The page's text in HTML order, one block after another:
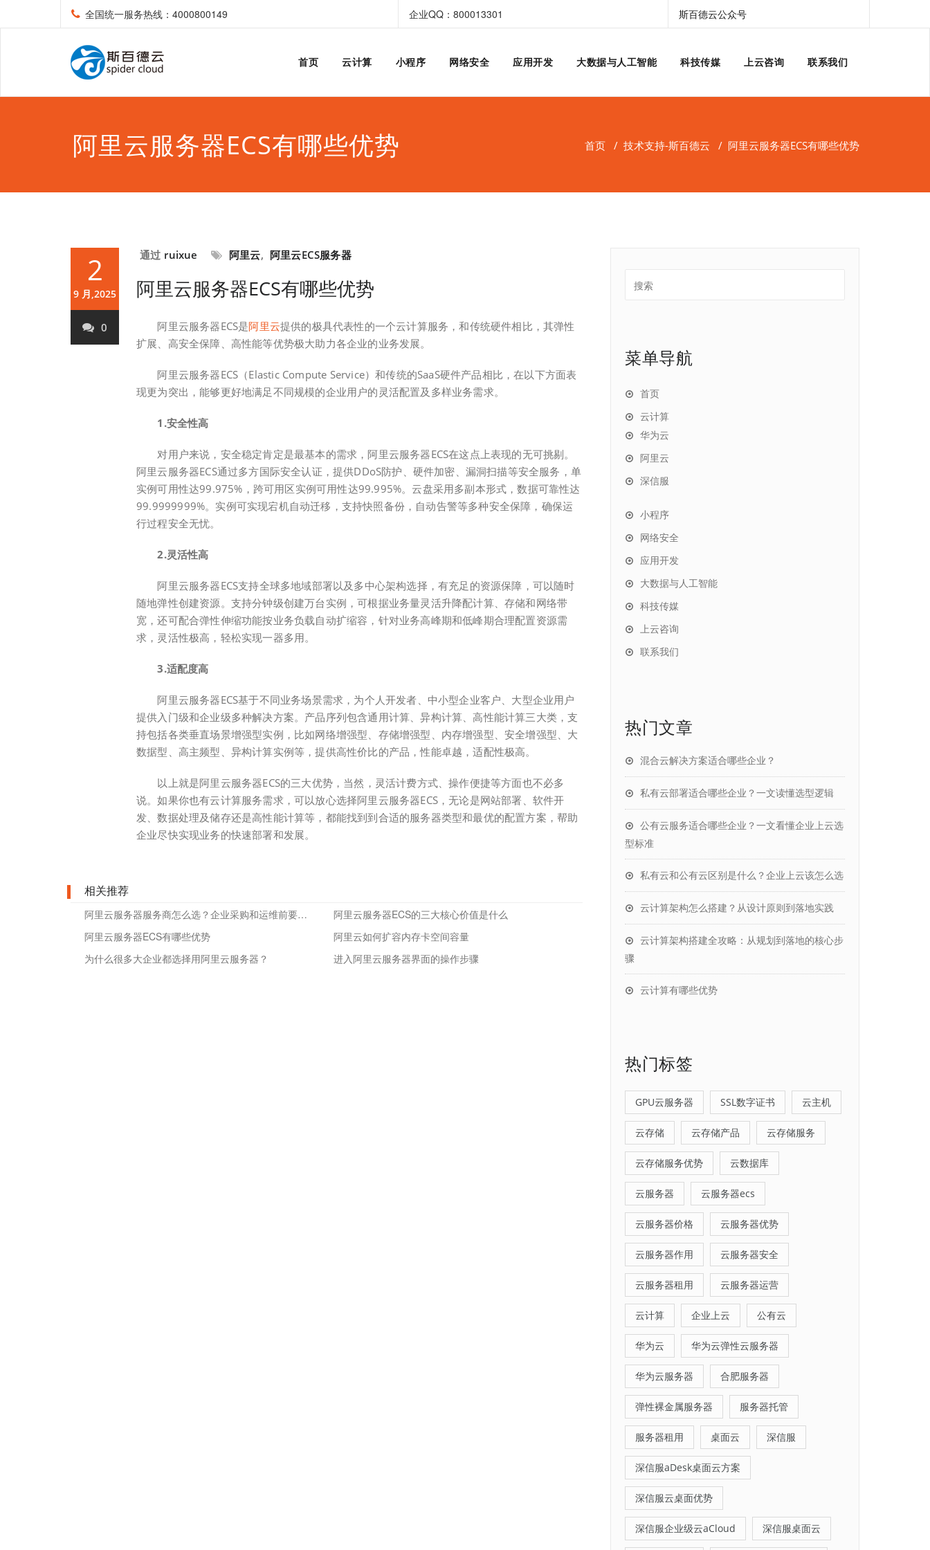
全国统一服务热线：4000800149 企业QQ：800013301 斯百德云公众号
首页 云计算 小程序 网络安全 应用开发 大数据与人工智能 科技传媒 上云咨询 联系我们
阿里云服务器ECS有哪些优势 首页 / 技术支持-斯百德云 / 阿里云服务器ECS有哪些优势
2
9 月,2025
0
通过 ruixue 阿里云, 阿里云ECS服务器
阿里云服务器ECS有哪些优势
阿里云服务器ECS是阿里云提供的极具代表性的一个云计算服务，和传统硬件相比，其弹性
扩展、高安全保障、高性能等优势极大助力各企业的业务发展。
阿里云服务器ECS（Elastic Compute Service）和传统的SaaS硬件产品相比，在以下方面表
现更为突出，能够更好地满足不同规模的企业用户的灵活配置及多样业务需求。
1.安全性高
对用户来说，安全稳定肯定是最基本的需求，阿里云服务器ECS在这点上表现的无可挑剔。
阿里云服务器ECS通过多方国际安全认证，提供DDoS防护、硬件加密、漏洞扫描等安全服务，单
实例可用性达99.975%，跨可用区实例可用性达99.995%。云盘采用多副本形式，数据可靠性达
99.9999999%。实例可实现宕机自动迁移，支持快照备份，自动告警等多种安全保障，确保运
行过程安全无忧。
2.灵活性高
阿里云服务器ECS支持全球多地域部署以及多中心架构选择，有充足的资源保障，可以随时
随地弹性创建资源。支持分钟级创建万台实例，可根据业务量灵活升降配计算、存储和网络带
宽，还可配合弹性伸缩功能按业务负载自动扩缩容，针对业务高峰期和低峰期合理配置资源需
求，灵活性极高，轻松实现一器多用。
3.适配度高
阿里云服务器ECS基于不同业务场景需求，为个人开发者、中小型企业客户、大型企业用户
提供入门级和企业级多种解决方案。产品序列包含通用计算、异构计算、高性能计算三大类，支
持包括各类垂直场景增强型实例，比如网络增强型、存储增强型、内存增强型、安全增强型、大
数据型、高主频型、异构计算实例等，提供高性价比的产品，性能卓越，适配性极高。
以上就是阿里云服务器ECS的三大优势，当然，灵活计费方式、操作便捷等方面也不必多
说。如果你也有云计算服务需求，可以放心选择阿里云服务器ECS，无论是网站部署、软件开
发、数据处理及储存还是高性能计算等，都能找到到合适的服务器类型和最优的配置方案，帮助
企业尽快实现业务的快速部署和发展。
相关推荐
阿里云服务器服务商怎么选？企业采购和运维前要看这几点
阿里云服务器ECS的三大核心价值是什么
阿里云服务器ECS有哪些优势
阿里云如何扩容内存卡空间容量
为什么很多大企业都选择用阿里云服务器？
进入阿里云服务器界面的操作步骤
菜单导航
首页
云计算
华为云
阿里云
深信服
小程序
网络安全
应用开发
大数据与人工智能
科技传媒
上云咨询
联系我们
热门文章
混合云解决方案适合哪些企业？
私有云部署适合哪些企业？一文读懂选型逻辑
公有云服务适合哪些企业？一文看懂企业上云选
型标准
私有云和公有云区别是什么？企业上云该怎么选
云计算架构怎么搭建？从设计原则到落地实践
云计算架构搭建全攻略：从规划到落地的核心步
骤
云计算有哪些优势
热门标签
GPU云服务器 SSL数字证书 云主机
云存储 云存储产品 云存储服务
云存储服务优势 云数据库
云服务器 云服务器ecs
云服务器价格 云服务器优势
云服务器作用 云服务器安全
云服务器租用 云服务器运营
云计算 企业上云 公有云
华为云 华为云弹性云服务器
华为云服务器 合肥服务器
弹性裸金属服务器 服务器托管
服务器租用 桌面云 深信服
深信服aDesk桌面云方案
深信服云桌面优势
深信服企业级云aCloud 深信服桌面云